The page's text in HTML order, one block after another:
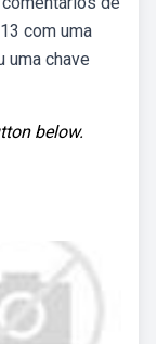
com uma
uma chave
below.